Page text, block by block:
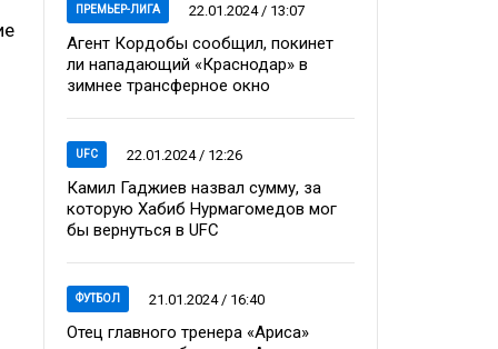
ПРЕМЬЕР-ЛИГА 22.01.2024 / 13:07
Агент Кордобы сообщил, покинет
ли нападающий «Краснодар» в
зимнее трансферное окно
UFC 22.01.2024 / 12:26
Камил Гаджиев назвал сумму, за
которую Хабиб Нурмагомедов мог
бы вернуться в UFC
ФУТБОЛ 21.01.2024 / 16:40
Отец главного тренера «Ариса»